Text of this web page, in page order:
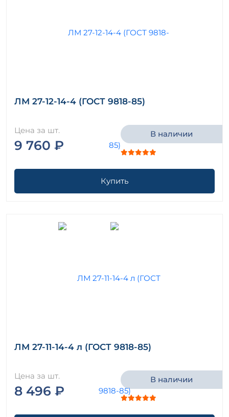
ЛМ 27-12-14-4 (ГОСТ 9818-85)
Цена за шт.
9 760 ₽
В наличии
Купить
ЛМ 27-11-14-4 л (ГОСТ 9818-85)
Цена за шт.
8 496 ₽
В наличии